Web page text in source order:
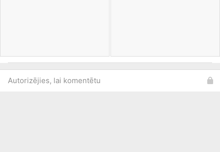
Autorizējies, lai komentētu